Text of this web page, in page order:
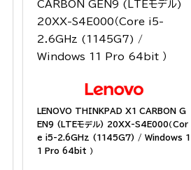
LENOVO THINKPAD X1 CARBON G
EN9 (LTEモデル) 20XX-S4E000（Cor
e i5-2.6GHz (1145G7) / Windows 1
1 Pro 64bit ）